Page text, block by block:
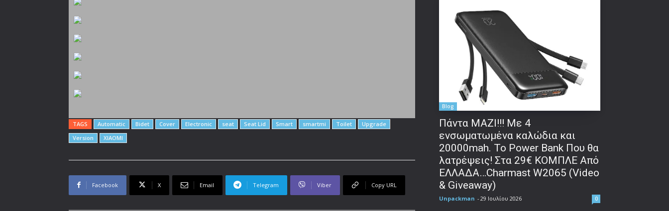
TAGS Automatic Bidet Cover Electronic seat Seat Lid Smart smartmi Toilet
Upgrade
Version
XIAOMI
Facebook X Email Telegram Viber Copy URL
Blog
Πάντα ΜΑΖΙ!!! Με 4
ενσωματωμένα καλώδια και
20000mah. Το Power Bank Που θα
λατρέψεις! Στα 29€ ΚΟΜΠΛΕ Από
ΕΛΛΑΔΑ…Charmast W2065 (Video
& Giveaway)
Unpackman - 29 Ιουλίου 2026 0